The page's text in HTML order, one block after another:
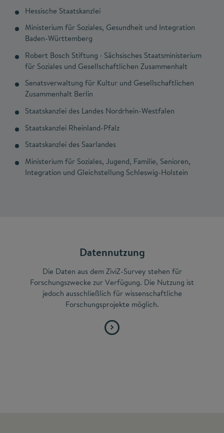
Hessische Staatskanzlei
Ministerium für Soziales, Gesundheit und Integration
Baden-Württemberg
Robert Bosch Stiftung · Sächsisches Staatsministerium
für Soziales und Gesellschaftlichen Zusammenhalt
Senatsverwaltung für Kultur und Gesellschaftlichen
Zusammenhalt Berlin
Staatskanzlei des Landes Nordrhein-Westfalen
Staatskanzlei Rheinland-Pfalz
Staatskanzlei des Saarlandes
Ministerium für Soziales, Jugend, Familie, Senioren,
Integration und Gleichstellung Schleswig-Holstein
Datennutzung
Die Daten aus dem ZiviZ-Survey stehen für
Forschungszwecke zur Verfügung. Die Nutzung ist
jedoch ausschließlich für wissenschaftliche
Forschungsprojekte möglich.